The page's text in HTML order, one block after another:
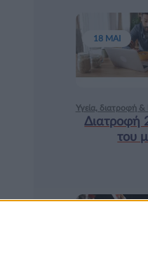
Υγεία, διατροφή &
Διατροφή
του
18 ΜΑΙ